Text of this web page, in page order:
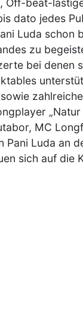
beat-
dato jedes
Luda schon
zu
bei denen
„Natur
MC
Luda an
sich auf die